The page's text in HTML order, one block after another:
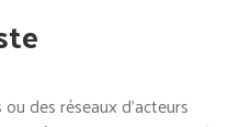
des réseaux d’acteurs